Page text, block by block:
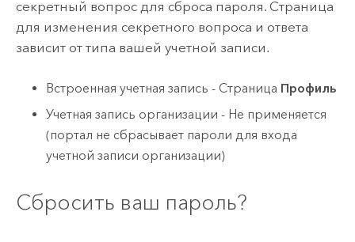
секретный вопрос для сброса пароля. Страница
для изменения секретного вопроса и ответа
зависит от типа вашей учетной записи.
Встроенная учетная запись - Страница Профиль
Учетная запись организации - Не применяется
(портал не сбрасывает пароли для входа
учетной записи организации)
Сбросить ваш пароль?